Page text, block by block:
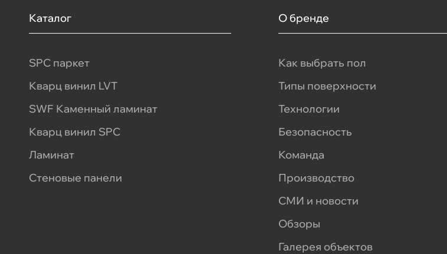
Каталог
SPC паркет
Кварц винил LVT
SWF Каменный ламинат
Кварц винил SPC
Ламинат
Стеновые панели
О бренде
Как выбрать пол
Типы поверхности
Технологии
Безопасность
Команда
Производство
СМИ и новости
Обзоры
Галерея объектов